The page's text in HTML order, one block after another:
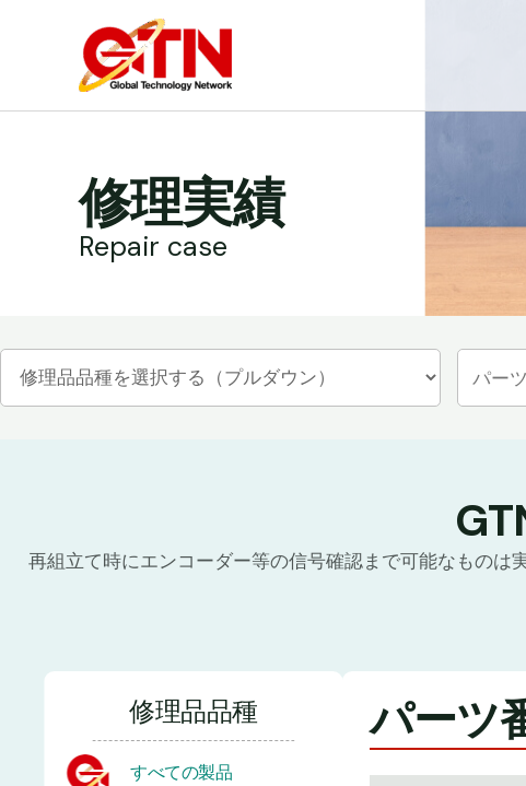
修理実績
Repair case
再組立て時にエンコーダー等の信号確認まで可能なもの
修理品品種
すべての製品
パーツ